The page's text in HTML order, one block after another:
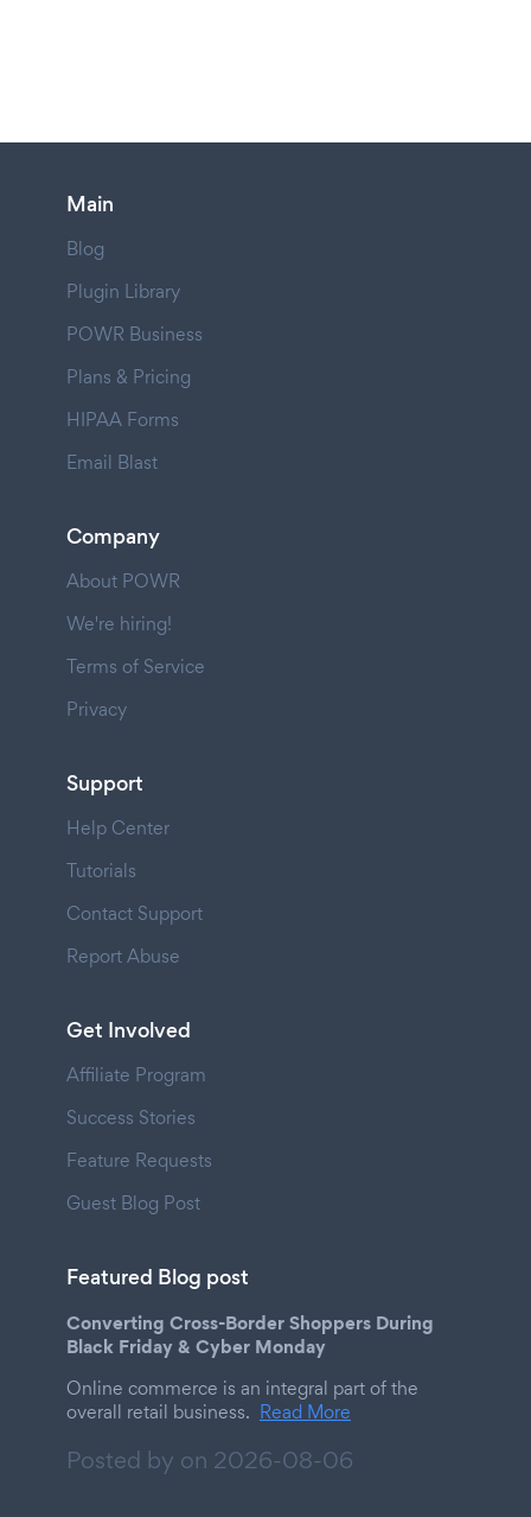
Main
Blog
Plugin Library
POWR Business
Plans & Pricing
HIPAA Forms
Email Blast
Company
About POWR
We're hiring!
Terms of Service
Privacy
Support
Help Center
Tutorials
Contact Support
Report Abuse
Get Involved
Affiliate Program
Success Stories
Feature Requests
Guest Blog Post
Featured Blog post
Converting Cross-Border Shoppers During
Black Friday & Cyber Monday
Online commerce is an integral part of the
overall retail business. Read More
Posted by on 2026-08-06